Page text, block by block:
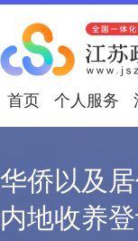
首页 个人服务
华侨以及
内地收养